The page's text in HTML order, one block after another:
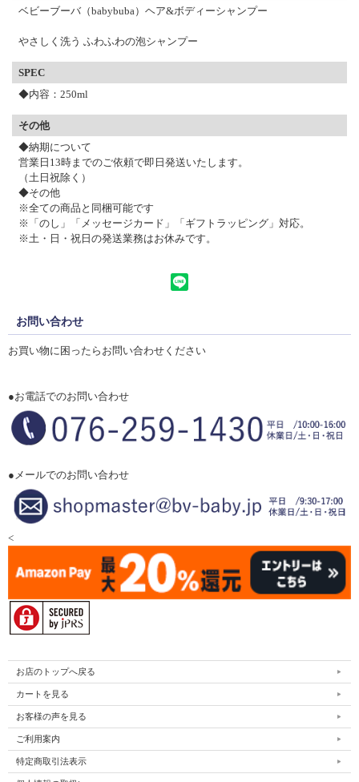
ベビーブーバ（babybuba）ヘア&ボディーシャンプー
やさしく洗う ふわふわの泡シャンプー
SPEC
◆内容：250ml
その他
◆納期について
営業日13時までのご依頼で即日発送いたします。
（土日祝除く）
◆その他
※全ての商品と同梱可能です
※「のし」「メッセージカード」「ギフトラッピング」対応。
※土・日・祝日の発送業務はお休みです。
お問い合わせ
お買い物に困ったらお問い合わせください
●お電話でのお問い合わせ
●メールでのお問い合わせ
<
お店のトップへ戻る
カートを見る
お客様の声を見る
ご利用案内
特定商取引法表示